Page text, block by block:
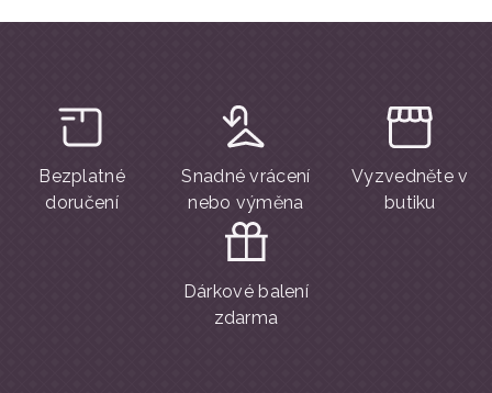
Bezplatné
doručení
Snadné vrácení
nebo výměna
Vyzvedněte v
butiku
Dárkové balení
zdarma